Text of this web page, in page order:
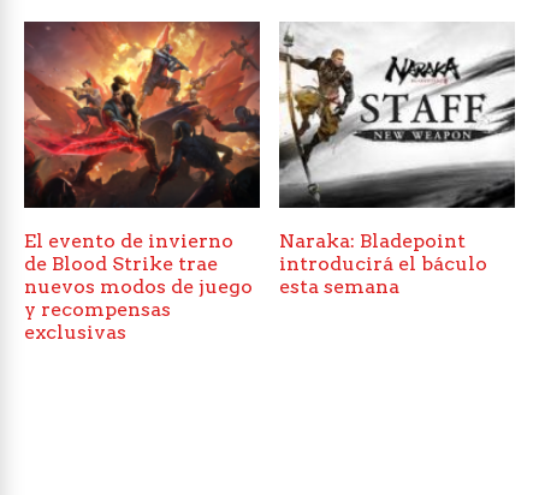
El evento de invierno
de Blood Strike trae
nuevos modos de juego
y recompensas
exclusivas
Naraka: Bladepoint
introducirá el báculo
esta semana